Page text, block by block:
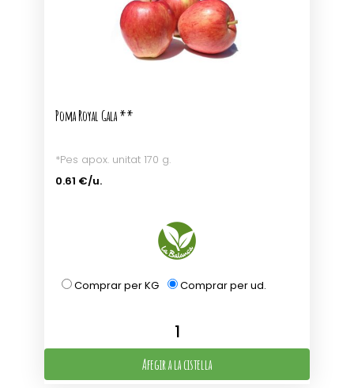
Poma Royal Gala **
*Pes apox. unitat 170 g.
0.61 €/u.
Comprar per KG Comprar per ud.
Afegir a la cistella